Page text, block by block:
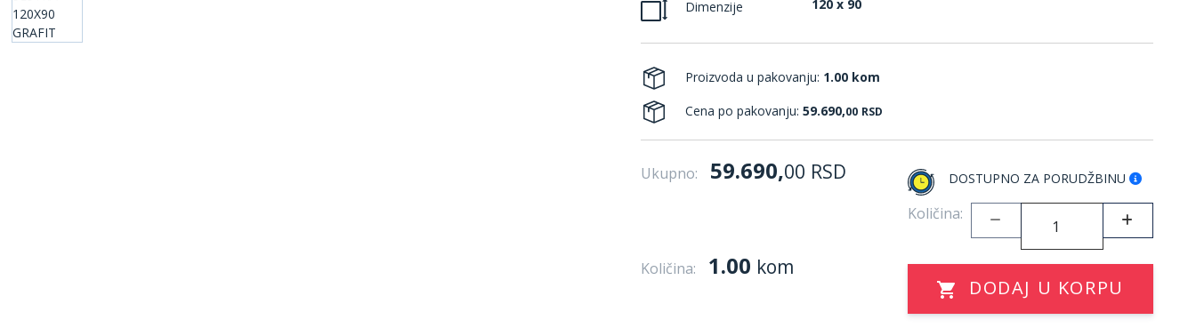
Dimenzije 120 x 90
Proizvoda u pakovanju: 1.00 kom
Cena po pakovanju: 59.690,00 RSD
Ukupno: 59.690,00 RSD DOSTUPNO ZA PORUDŽBINU
Količina:
Količina: 1.00 kom
DODAJ U KORPU